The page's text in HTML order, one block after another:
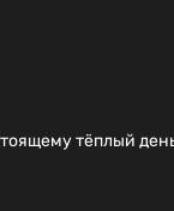
тёплый